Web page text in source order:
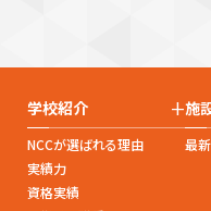
学校紹介 +
NCCが選ばれる理由
実績力
資格実績
施
最